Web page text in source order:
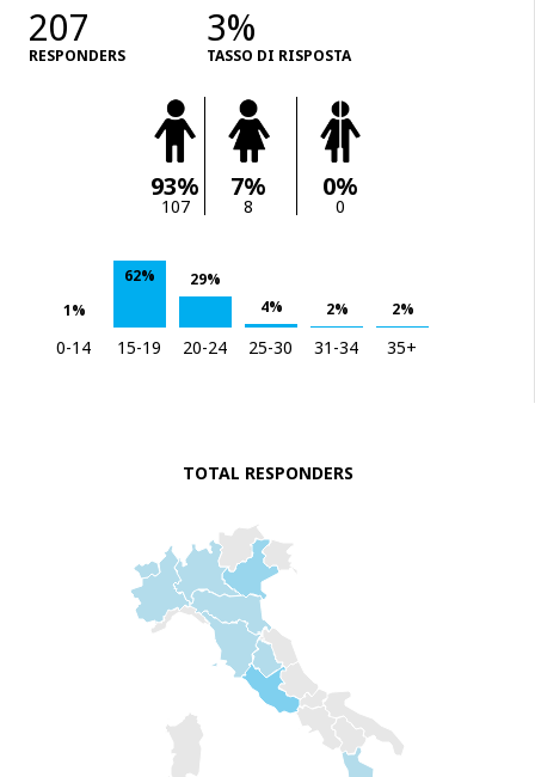
207
RESPONDERS
3%
TASSO DI RISPOSTA
93%
107
7%
8
0%
0
1%
62%
29%
4%
2% 2%
0-14 15-19 20-24 25-30 31-34 35+
TOTAL RESPONDERS